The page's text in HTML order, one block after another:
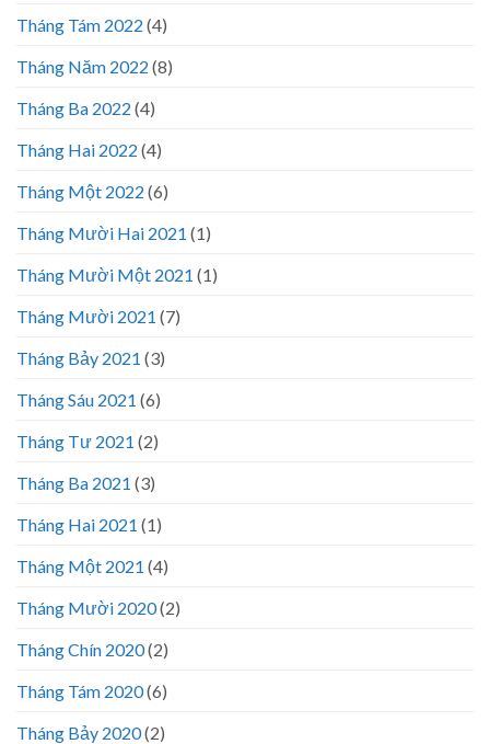
Tháng Tám 2022 (4)
Tháng Năm 2022 (8)
Tháng Ba 2022 (4)
Tháng Hai 2022 (4)
Tháng Một 2022 (6)
Tháng Mười Hai 2021 (1)
Tháng Mười Một 2021 (1)
Tháng Mười 2021 (7)
Tháng Bảy 2021 (3)
Tháng Sáu 2021 (6)
Tháng Tư 2021 (2)
Tháng Ba 2021 (3)
Tháng Hai 2021 (1)
Tháng Một 2021 (4)
Tháng Mười 2020(2)
Tháng Chín 2020(2)
Tháng Tám 2020(6)
Tháng Bảy 2020(2)